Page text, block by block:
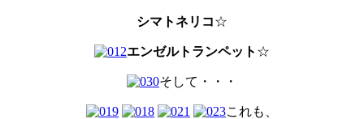
シマトネリコ☆
エンゼルトランペット ☆
そして・・・
これも、